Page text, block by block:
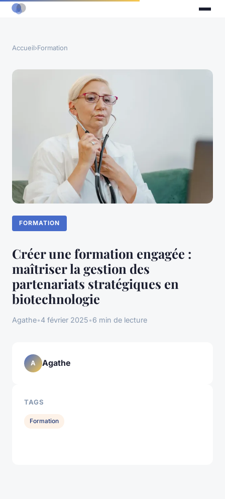
Accueil›Formation
FORMATION
Créer une formation engagée :
maîtriser la gestion des
partenariats stratégiques en
biotechnologie
Agathe•4 février 2025•6 min de lecture
A Agathe
TAGS
Formation